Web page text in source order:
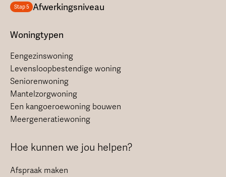
Stap 5 Afwerkingsniveau
Woningtypen
Eengezinswoning
Levensloopbestendige woning
Seniorenwoning
Mantelzorgwoning
Een kangoeroewoning bouwen
Meergeneratiewoning
Hoe kunnen we jou helpen?
Afspraak maken